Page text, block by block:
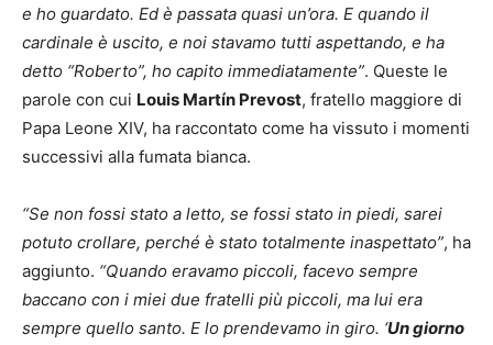
e ho guardato. Ed è passata quasi un’ora. E quando il
cardinale è uscito, e noi stavamo tutti aspettando, e ha
detto “Roberto”, ho capito immediatamente”. Queste le
parole con cui Louis Martín Prevost, fratello maggiore di
Papa Leone XIV, ha raccontato come ha vissuto i momenti
successivi alla fumata bianca.
“Se non fossi stato a letto, se fossi stato in piedi, sarei
potuto crollare, perché è stato totalmente inaspettato”, ha
aggiunto. “Quando eravamo piccoli, facevo sempre
baccano con i miei due fratelli più piccoli, ma lui era
sempre quello santo. E lo prendevamo in giro. ‘Un giorno